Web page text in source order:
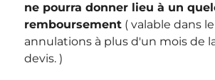
ne pourra donner lieu à un
remboursement ( valable dans
annulations à plus d'un mois de
devis. )